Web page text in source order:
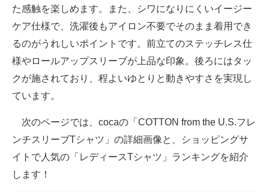
た感触を楽しめます。また、シワになりにくいイージー
ケア仕様で、洗濯後もアイロン不要でそのまま着用でき
るのがうれしいポイントです。前立てのステッチレス仕
様やロールアップスリーブが上品な印象。後ろにはタッ
クが施されており、程よいゆとりと動きやすさを実現し
ています。
次のページでは、cocaの「COTTON from the U.S.フレ
ンチスリーブTシャツ」の詳細画像と、ショッピングサ
イトで人気の「レディースTシャツ」ランキングを紹介
します！